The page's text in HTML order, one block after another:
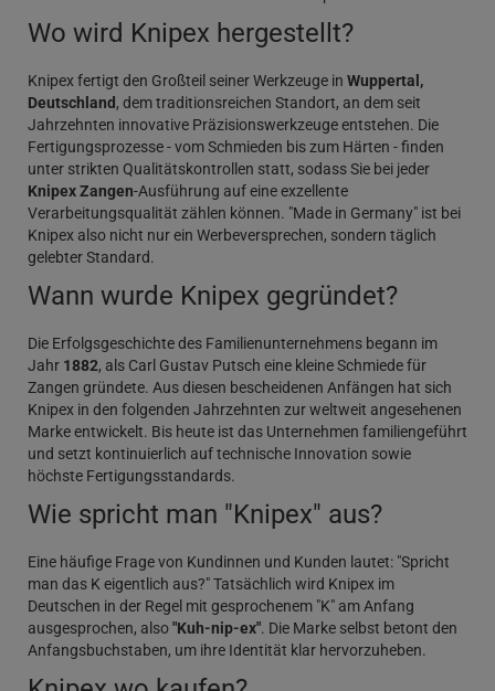
Wo wird Knipex hergestellt?
Knipex fertigt den Großteil seiner Werkzeuge in Wuppertal,
Deutschland , dem traditionsreichen Standort, an dem seit
Jahrzehnten innovative Präzisionswerkzeuge entstehen. Die
Fertigungsprozesse - vom Schmieden bis zum Härten - finden
unter strikten Qualitätskontrollen statt, sodass Sie bei jeder
Knipex Zangen-Ausführung auf eine exzellente
Verarbeitungsqualität zählen können. "Made in Germany" ist bei
Knipex also nicht nur ein Werbeversprechen, sondern täglich
gelebter Standard.
Wann wurde Knipex gegründet?
Die Erfolgsgeschichte des Familienunternehmens begann im
Jahr 1882, als Carl Gustav Putsch eine kleine Schmiede für
Zangen gründete. Aus diesen bescheidenen Anfängen hat sich
Knipex in den folgenden Jahrzehnten zur weltweit angesehenen
Marke entwickelt. Bis heute ist das Unternehmen familiengeführt
und setzt kontinuierlich auf technische Innovation sowie
höchste Fertigungsstandards.
Wie spricht man "Knipex" aus?
Eine häufige Frage von Kundinnen und Kunden lautet: "Spricht
man das K eigentlich aus?" Tatsächlich wird Knipex im
Deutschen in der Regel mit gesprochenem "K" am Anfang
ausgesprochen, also"Kuh-nip-ex". Die Marke selbst betont den
Anfangsbuchstaben, um ihre Identität klar hervorzuheben.